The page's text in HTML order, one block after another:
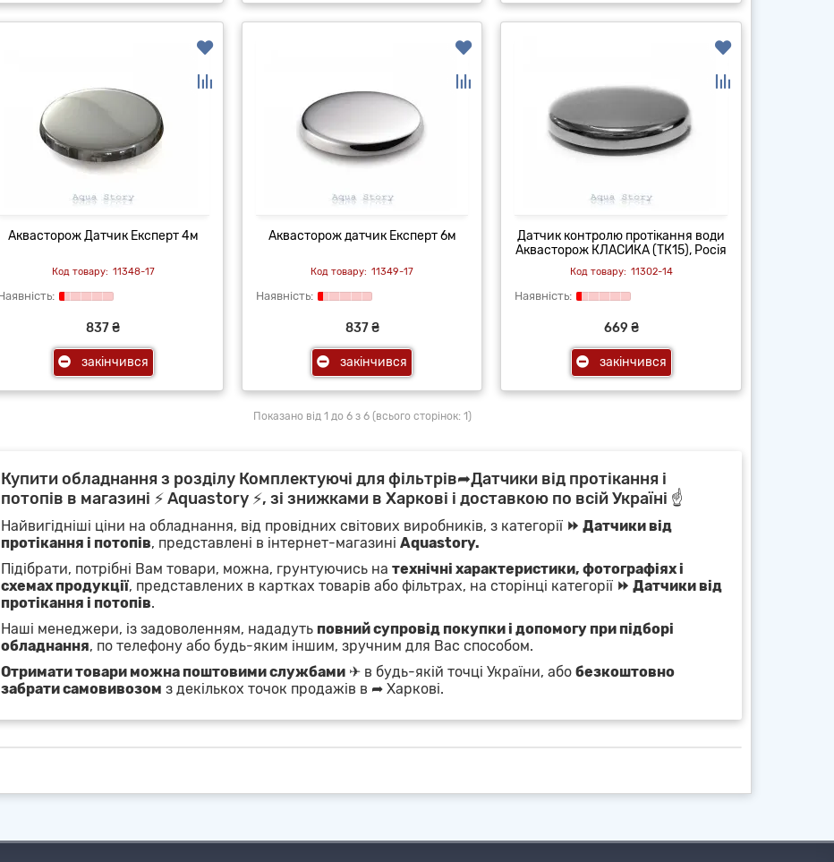
Аквасторож Датчик Експерт 4м
11348-17
837 ₴
закінчився
Аквасторож датчик Експерт 6м
11349-17
837 ₴
закінчився
Датчик контролю протікання води
Аквасторож КЛАСИКА (ТК15), Росія
11302-14
669 ₴
закінчився
Показано від 1 до 6 з 6 (всього сторінок: 1)
Купити обладнання з розділу Комплектуючі для фільтрів➦Датчики від протікання і
потопів в магазині ⚡ Aquastory ⚡, зі знижками в Харкові і доставкою по всій Україні ☝
Найвигідніші ціни на обладнання, від провідних світових виробників, з категорії ⏩ Датчики від
протікання і потопів, представлені в інтернет-магазині Aquastory.
Підібрати, потрібні Вам товари, можна, грунтуючись на технічні характеристики, фотографіях і
схемах продукції, представлених в картках товарів або фільтрах, на сторінці категорії ⏩ Датчики від
протікання і потопів.
Наші менеджери, із задоволенням, нададуть повний супровід покупки і допомогу при підборі
обладнання, по телефону або будь-яким іншим, зручним для Вас способом.
Отримати товари можна поштовими службами✈ в будь-якій точці України, або безкоштовно
забрати самовивозом з декількох точок продажів в ➦ Харкові.